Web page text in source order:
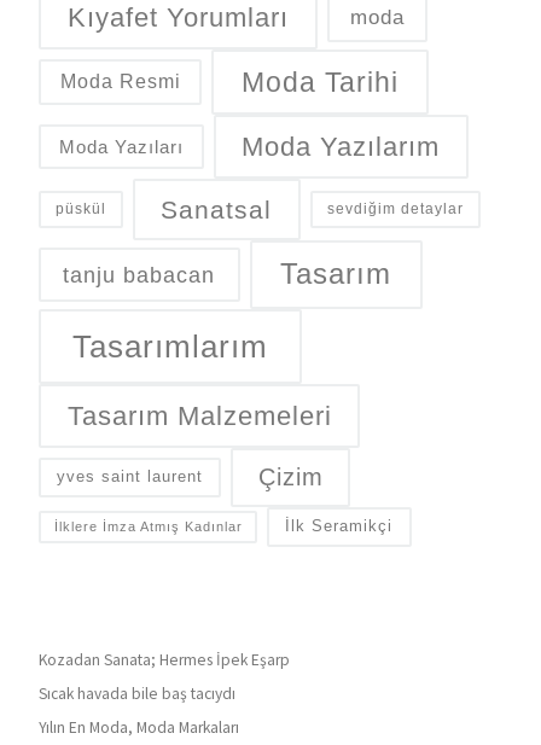
Kıyafet Yorumları moda
Moda Resmi Moda Tarihi
Moda Yazıları Moda Yazılarım
püskül Sanatsal sevdiğim detaylar
tanju babacan Tasarım
Tasarımlarım
Tasarım Malzemeleri
yves saint laurent Çizim
İlklere İmza Atmış Kadınlar İlk Seramikçi
Kozadan Sanata; Hermes İpek Eşarp
Sıcak havada bile baş tacıydı
Yılın En Moda, Moda Markaları